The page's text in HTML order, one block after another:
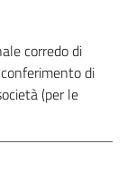
corredo di
di
(per le